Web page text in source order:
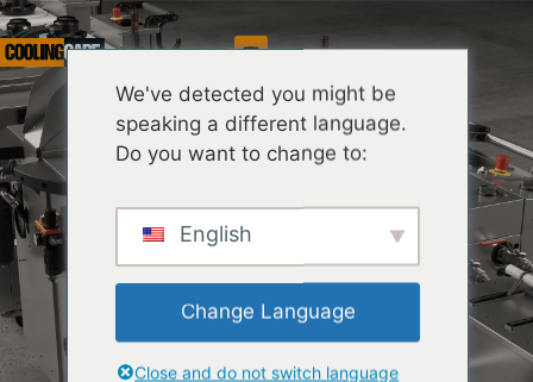
Услуга
We've detected you might be
speaking a different language.
Do you want to change to:
English
Change Language
Close and do not switch language